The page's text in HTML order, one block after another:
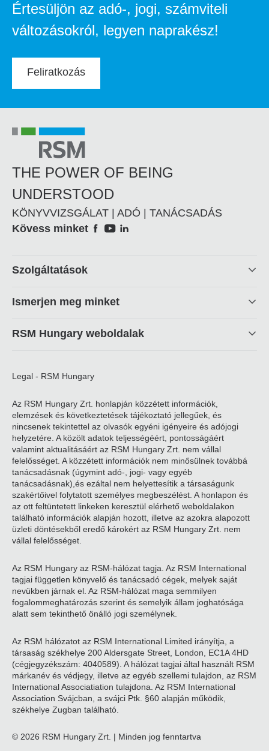
Értesüljön az adó-, jogi, számviteli
változásokról, legyen naprakész!
Feliratkozás
THE POWER OF BEING
UNDERSTOOD
KÖNYVVIZSGÁLAT | ADÓ | TANÁCSADÁS
Social
Kövess minket
Footer
Szolgáltatások
Ismerjen meg minket
RSM Hungary weboldalak
Legal - RSM Hungary
Az RSM Hungary Zrt. honlapján közzétett információk,
elemzések és következtetések tájékoztató jellegűek, és
nincsenek tekintettel az olvasók egyéni igényeire és adójogi
helyzetére. A közölt adatok teljességéért, pontosságáért
valamint aktualitásáért az RSM Hungary Zrt. nem vállal
felelősséget. A közzétett információk nem minősülnek továbbá
tanácsadásnak (úgymint adó-, jogi- vagy egyéb
tanácsadásnak),és ezáltal nem helyettesítik a társaságunk
szakértőivel folytatott személyes megbeszélést. A honlapon és
az ott feltüntetett linkeken keresztül elérhető weboldalakon
található információk alapján hozott, illetve az azokra alapozott
üzleti döntésekből eredő károkért az RSM Hungary Zrt. nem
vállal felelősséget.
Az RSM Hungary az RSM-hálózat tagja. Az RSM International
tagjai független könyvelő és tanácsadó cégek, melyek saját
nevükben járnak el. Az RSM-hálózat maga semmilyen
fogalommeghatározás szerint és semelyik állam joghatósága
alatt sem tekinthető önálló jogi személynek.
Az RSM hálózatot az RSM International Limited irányítja, a
társaság székhelye 200 Aldersgate Street, London, EC1A 4HD
(cégjegyzékszám: 4040589). A hálózat tagjai által használt RSM
márkanév és védjegy, illetve az egyéb szellemi tulajdon, az RSM
International Associatiation tulajdona. Az RSM International
Association Svájcban, a svájci Ptk. §60 alapján működik,
székhelye Zugban található.
© 2026 RSM Hungary Zrt. | Minden jog fenntartva